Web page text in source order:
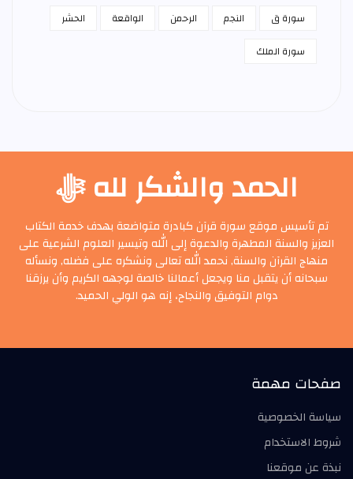
سورة ق
النجم الرحمن الواقعة
الحشر
سورة الملك
الحمد والشكر لله ﷻ
تم تأسيس موقع سورة قرآن كبادرة متواضعة بهدف خدمة الكتاب
العزيز والسنة المطهرة والدعوة إلى الله وتيسير العلوم الشرعية على
منهاج القرآن والسنة, نحمد الله تعالى ونشكره على فضله, ونسأله
سبحانه أن يتقبل منا ويجعل أعمالنا خالصة لوجهه الكريم وأن يرزقنا
دوام التوفيق والنجاح، إنه هو الولي الحميد.
صفحات مهمة
سياسة الخصوصية
شروط الاستخدام
نبذة عن موقعنا